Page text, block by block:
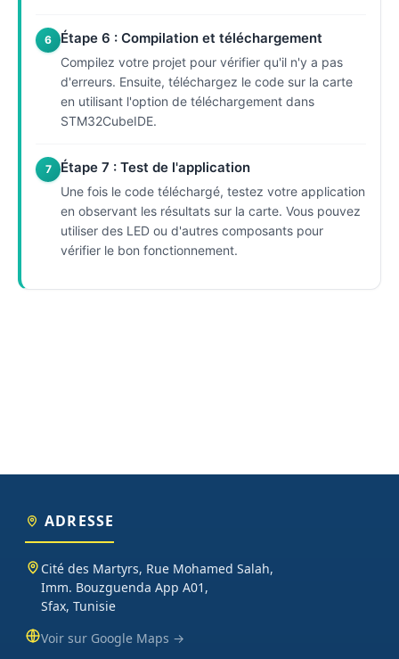
6 Étape 6 : Compilation et téléchargement
Compilez votre projet pour vérifier qu'il n'y a pas
d'erreurs. Ensuite, téléchargez le code sur la carte
en utilisant l'option de téléchargement dans
STM32CubeIDE.
7 Étape 7 : Test de l'application
Une fois le code téléchargé, testez votre application
en observant les résultats sur la carte. Vous pouvez
utiliser des LED ou d'autres composants pour
vérifier le bon fonctionnement.
ADRESSE
Cité des Martyrs, Rue Mohamed Salah,
Imm. Bouzguenda App A01,
Sfax, Tunisie
Voir sur Google Maps →